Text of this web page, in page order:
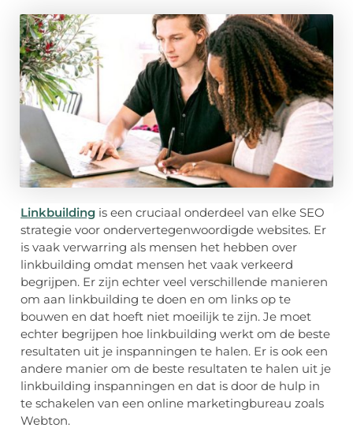
Linkbuilding is een cruciaal onderdeel van elke SEO
strategie voor ondervertegenwoordigde websites. Er
is vaak verwarring als mensen het hebben over
linkbuilding omdat mensen het vaak verkeerd
begrijpen. Er zijn echter veel verschillende manieren
om aan linkbuilding te doen en om links op te
bouwen en dat hoeft niet moeilijk te zijn. Je moet
echter begrijpen hoe linkbuilding werkt om de beste
resultaten uit je inspanningen te halen. Er is ook een
andere manier om de beste resultaten te halen uit je
linkbuilding inspanningen en dat is door de hulp in
te schakelen van een online marketingbureau zoals
Webton.